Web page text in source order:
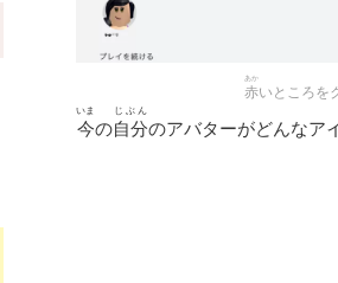
赤
あか
いところを
今
いま
の自分
じぶん
のアバターがどんなア